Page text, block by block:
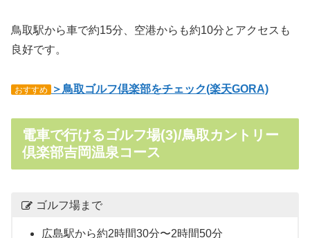
鳥取駅から車で約15分、空港からも約10分とアクセスも
良好です。
おすすめ ＞鳥取ゴルフ倶楽部をチェック(楽天GORA)
電車で行けるゴルフ場(3)/鳥取カントリー
倶楽部吉岡温泉コース
ゴルフ場まで
広島駅から約2時間30分〜2時間50分